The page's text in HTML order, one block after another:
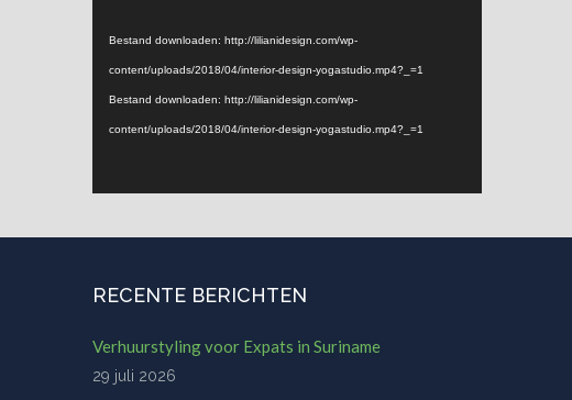
Bestand downloaden: http://lilianidesign.com/wp-
content/uploads/2018/04/interior-design-yogastudio.mp4?_=1
Bestand downloaden: http://lilianidesign.com/wp-
content/uploads/2018/04/interior-design-yogastudio.mp4?_=1
RECENTE BERICHTEN
Verhuurstyling voor Expats in Suriname
29 juli 2026